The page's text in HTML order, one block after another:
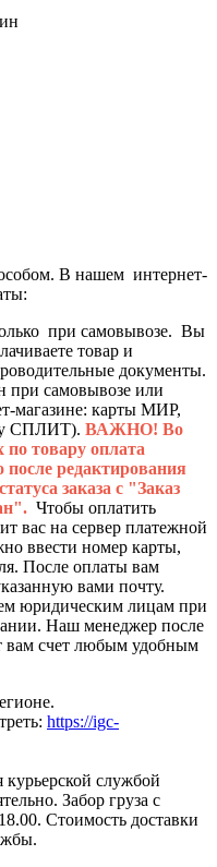
В нашем интернет-
при самовывозе. Вы
товар и
документы.
при самовывозе или
магазине: карты МИР,
СПЛИТ). ВАЖНО! Во
по товару оплата
после редактирования
заказа с "Заказ
Чтобы оплатить
вас на сервер платежной
ввести номер карты,
После оплаты вам
вами почту.
юридическим лицам при
Наш менеджер после
вам счет любым удобным
https://igc-
курьерской службой
Забор груза с
Стоимость доставки